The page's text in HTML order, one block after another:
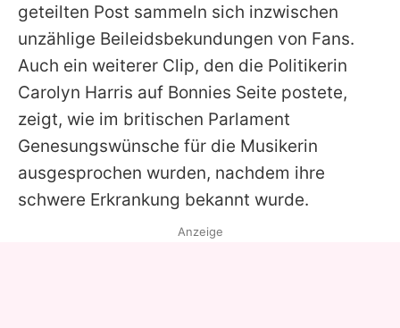
geteilten Post sammeln sich inzwischen
unzählige Beileidsbekundungen von Fans.
Auch ein weiterer Clip, den die Politikerin
Carolyn Harris auf Bonnies Seite postete,
zeigt, wie im britischen Parlament
Genesungswünsche für die Musikerin
ausgesprochen wurden, nachdem ihre
schwere Erkrankung bekannt wurde.
Anzeige